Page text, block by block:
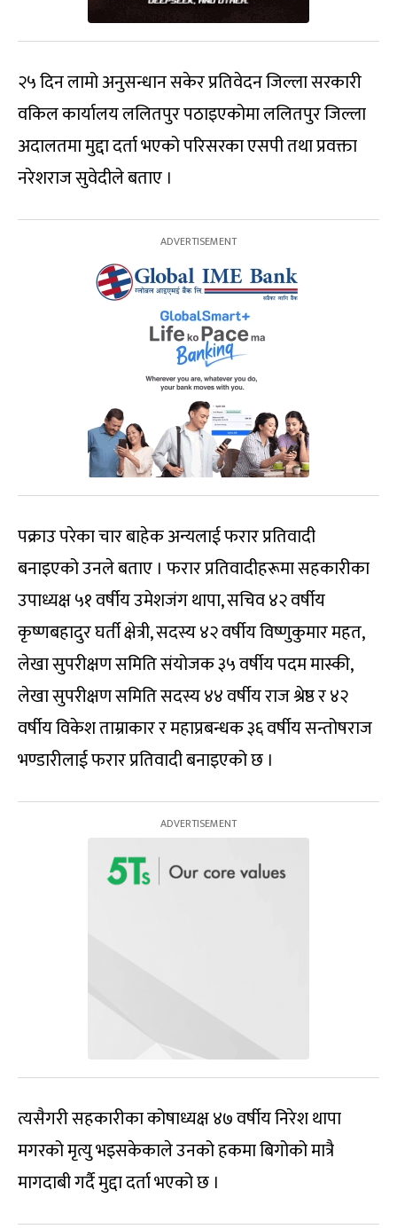
२५ दिन लामो अनुसन्धान सकेर प्रतिवेदन जिल्ला सरकारी
वकिल कार्यालय ललितपुर पठाइएकोमा ललितपुर जिल्ला
अदालतमा मुद्दा दर्ता भएको परिसरका एसपी तथा प्रवक्ता
नरेशराज सुवेदीले बताए ।
पक्राउ परेका चार बाहेक अन्यलाई फरार प्रतिवादी
बनाइएको उनले बताए । फरार प्रतिवादीहरूमा सहकारीका
उपाध्यक्ष ५१ वर्षीय उमेशजंग थापा, सचिव ४२ वर्षीय
कृष्णबहादुर घर्ती क्षेत्री, सदस्य ४२ वर्षीय विष्णुकुमार महत,
लेखा सुपरीक्षण समिति संयोजक ३५ वर्षीय पदम मास्की,
लेखा सुपरीक्षण समिति सदस्य ४४ वर्षीय राज श्रेष्ठ र ४२
वर्षीय विकेश ताम्राकार र महाप्रबन्धक ३६ वर्षीय सन्तोषराज
भण्डारीलाई फरार प्रतिवादी बनाइएको छ ।
त्यसैगरी सहकारीका कोषाध्यक्ष ४७ वर्षीय निरेश थापा
मगरको मृत्यु भइसकेकाले उनको हकमा बिगोको मात्रै
मागदाबी गर्दै मुद्दा दर्ता भएको छ ।